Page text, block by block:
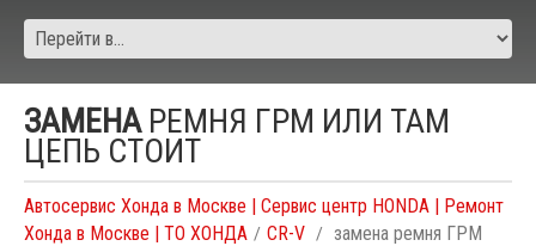
ЗАМЕНАРЕМНЯ ГРМ ИЛИ ТАМ
ЦЕПЬ СТОИТ
Автосервис Хонда в Москве | Сервис центр HONDA | Ремонт
Хонда в Москве | ТО ХОНДА
CR-V
замена ремня ГРМ